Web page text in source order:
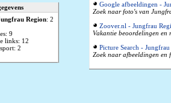
Region: 2
9
links: 12
2
Google afbeeldingen -
Zoek naar foto's van
Zoover.nl - Jungfrau
Vakantie beoordelingen en
Picture Search -
Zoek naar afbeeldingen en